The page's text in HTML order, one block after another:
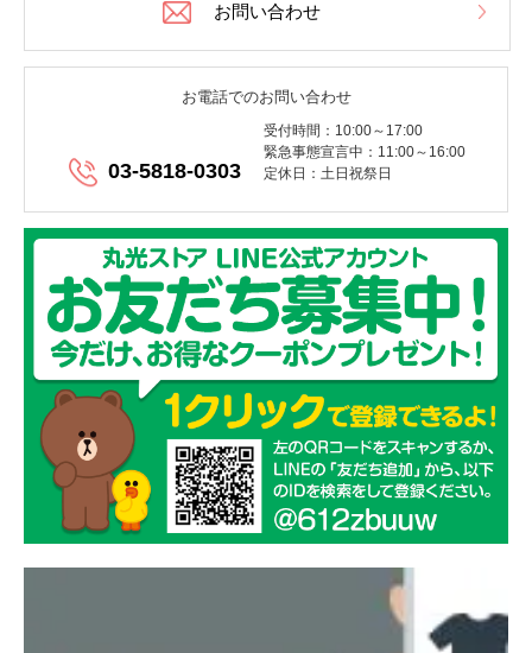
お問い合わせ
お電話でのお問い合わせ
03-5818-0303
受付時間：10:00～17:00
緊急事態宣言中：11:00～16:00
定休日：土日祝祭日